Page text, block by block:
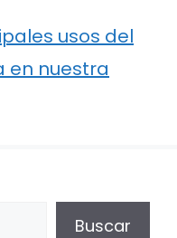
usos del
en nuestra
Buscar